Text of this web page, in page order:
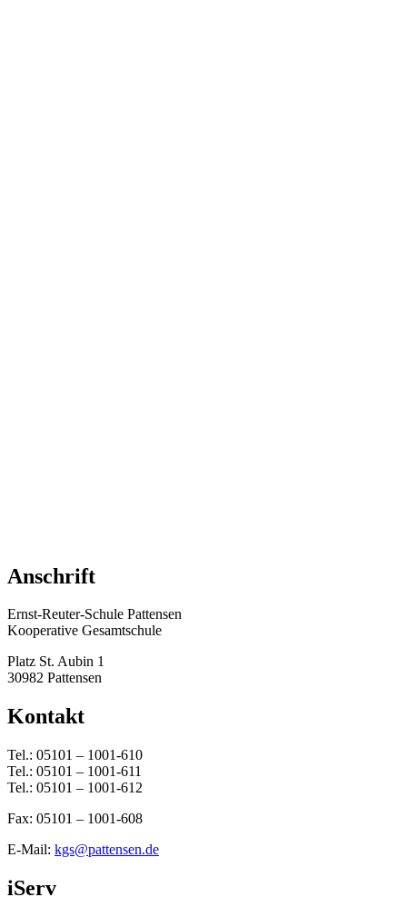
Anschrift
Ernst-Reuter-Schule Pattensen
Kooperative Gesamtschule
Platz St. Aubin 1
30982 Pattensen
Kontakt
Tel.: 05101 – 1001-610
Tel.: 05101 – 1001-611
Tel.: 05101 – 1001-612
Fax: 05101 – 1001-608
E-Mail: kgs@pattensen.de
iServ